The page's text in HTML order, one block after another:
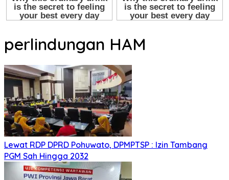
perlindungan HAM
Lewat RDP DPRD Pohuwato, DPMPTSP : Izin Tambang
PGM Sah Hingga 2032